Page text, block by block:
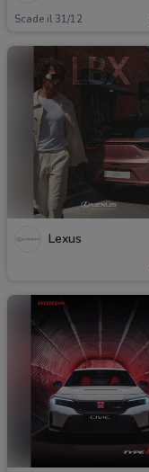
Scade il 31/12
Lexus